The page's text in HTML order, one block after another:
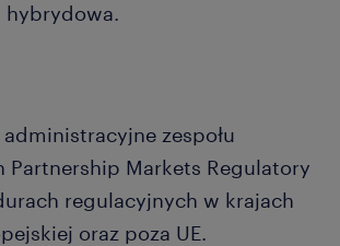
hybrydowa.
zespołu
Partnership Markets Regulatory
regulacyjnych w krajach
oraz poza UE.